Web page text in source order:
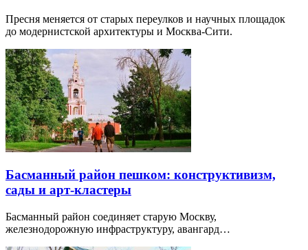
Пресня меняется от старых переулков и научных площадок
до модернистской архитектуры и Москва-Сити.
Басманный район пешком: конструктивизм,
сады и арт-кластеры
Басманный район соединяет старую Москву,
железнодорожную инфраструктуру, авангард…